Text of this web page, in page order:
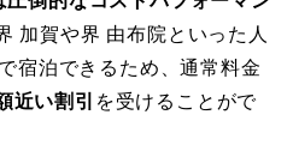
加賀や界 由布院といった人
宿泊できるため、通常料金
近い割引 を受けることがで